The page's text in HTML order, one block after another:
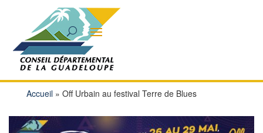
Accueil» Off Urbain au festival Terre de Blues